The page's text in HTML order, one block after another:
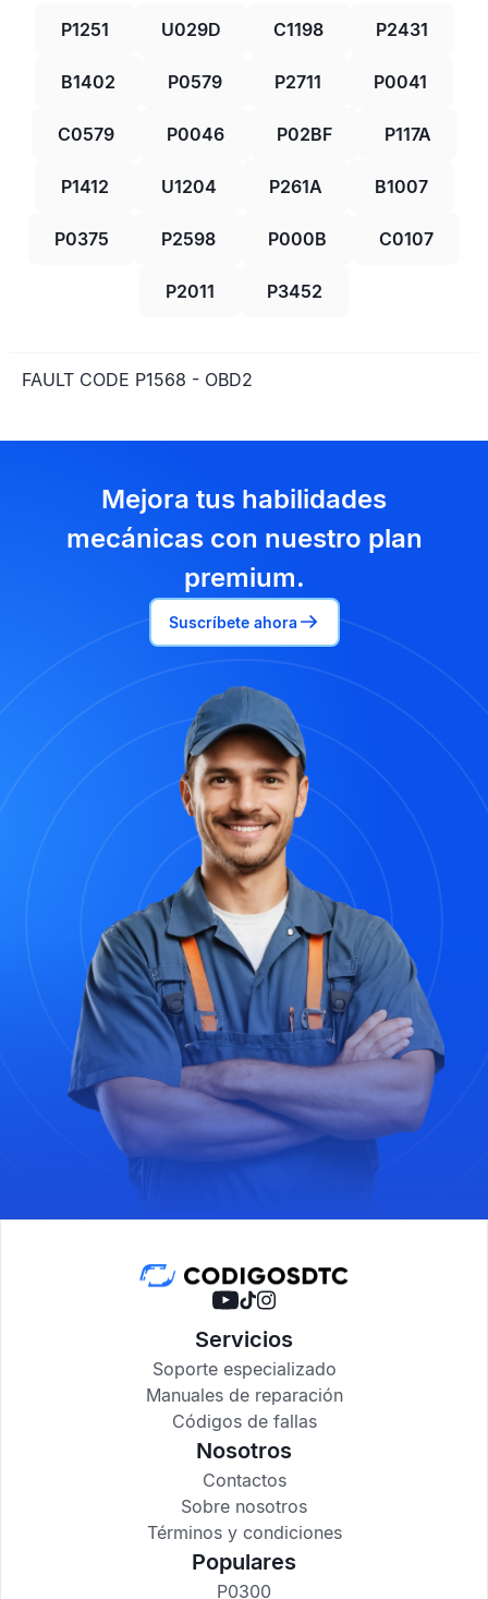
P1251 U029D C1198 P2431
B1402 P0579 P2711 P0041
C0579 P0046 P02BF P117A
P1412 U1204 P261A B1007
P0375 P2598 P000B C0107
P2011 P3452
FAULT CODE P1568 - OBD2
Mejora tus habilidades
mecánicas con nuestro plan
premium.
Suscríbete ahora
Servicios
Soporte especializado
Manuales de reparación
Códigos de fallas
Nosotros
Contactos
Sobre nosotros
Términos y condiciones
Populares
P0300